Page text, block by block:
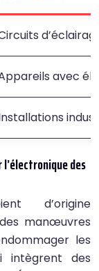
avec
des
d’origine
manœuvres
les
intègrent des